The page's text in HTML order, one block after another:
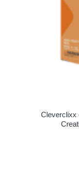
Cleverclixx